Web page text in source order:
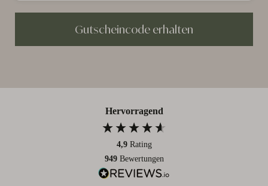
Gutscheincode erhalten
Hervorragend
4,9 Rating
949 Bewertungen